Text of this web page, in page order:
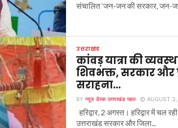
संचालित ‘जन-जन की सरकार, जन-
उत्तराखंड
कांवड़ यात्रा की
शिवभक्त, सरकार और
सराहना…
BYन्यूज़ डेस्क उत्तराखंड पहल AUGUST
हरिद्वार, 2 अगस्त। हरिद्वार में चल
उत्तराखंड सरकार और जिला...